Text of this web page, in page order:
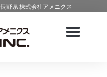
野県 株式会社アメニクス